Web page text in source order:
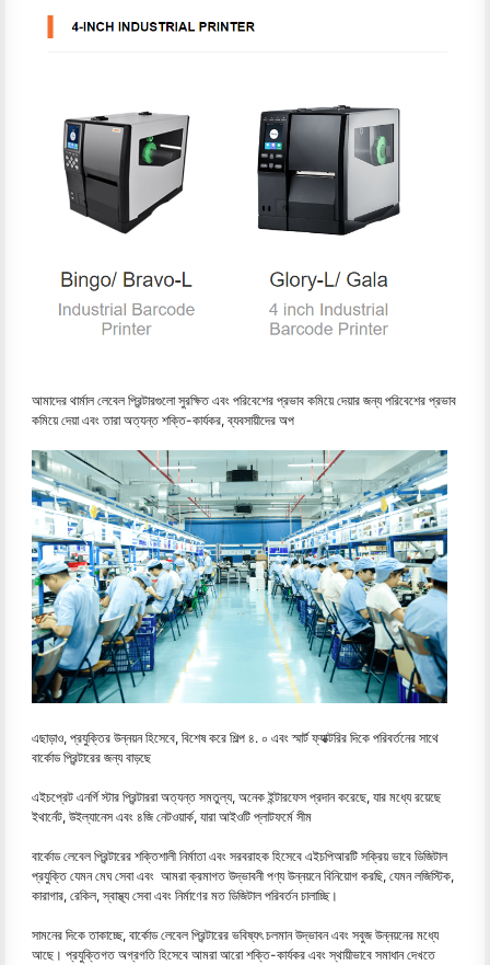
আমাদের থার্মাল লেবেল প্রিন্টারগুলো সুরক্ষিত এবং পরিবেশের প্রভাব কমিয়ে দেয়ার জন্য পরিবেশের প্রভাব
কমিয়ে দেয়া এবং তারা অত্যন্ত শক্তি-কার্যকর, ব্যবসায়ীদের অপ
এছাড়াও, প্রযুক্তির উন্নয়ন হিসেবে, বিশেষ করে শিল্প ৪. ০ এবং স্মার্ট ফ্যাক্টরির দিকে পরিবর্তনের সাথে
বার্কোড প্রিন্টারের জন্য বাড়ছে
এইচপ্রেট এনর্গি স্টার প্রিন্টাররা অত্যন্ত সমতুল্য, অনেক ইন্টারফেস প্রদান করেছে, যার মধ্যে রয়েছে
ইথার্নেট, উইল্যানেস এবং ৪জি নেটওয়ার্ক, যারা আইওটি প্লাটফর্মে সীম
বার্কোড লেবেল প্রিন্টারের শক্তিশালী নির্মাতা এবং সরবরাহক হিসেবে এইচপিআরটি সক্রিয় ভাবে ডিজিটাল
প্রযুক্তি যেমন মেঘ সেবা এবং আমরা ক্রমাগত উদ্ভাবনী পণ্য উন্নয়নে বিনিয়োগ করছি, যেমন লজিস্টিক,
কারাগার, রেকিল, স্বাস্থ্য সেবা এবং নির্মাণের মত ডিজিটাল পরিবর্তন চালাচ্ছি।
সামনের দিকে তাকাচ্ছে, বার্কোড লেবেল প্রিন্টারের ভবিষ্যৎ চলমান উদ্ভাবন এবং সবুজ উন্নয়নের মধ্যে
আছে। প্রযুক্তিগত অগ্রগতি হিসেবে আমরা আরো শক্তি-কার্যকর এবং স্থায়ীভাবে সমাধান দেখতে